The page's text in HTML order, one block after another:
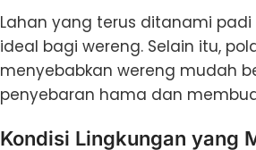
Lahan yang terus ditanami
ideal bagi wereng. Selain itu,
menyebabkan wereng mudah
penyebaran hama dan
Kondisi Lingkungan yang